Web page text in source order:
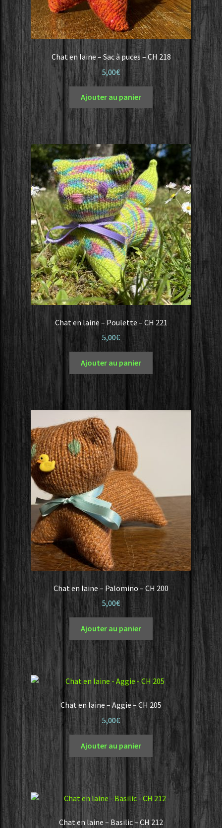
Chat en laine – Sac à puces – CH 218
5,00€
Ajouter au panier
Chat en laine – Poulette – CH 221
5,00€
Ajouter au panier
Chat en laine – Palomino – CH 200
5,00€
Ajouter au panier
Chat en laine – Aggie – CH 205
5,00€
Ajouter au panier
Chat en laine – Basilic – CH 212